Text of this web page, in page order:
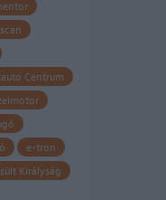
Centrum
e-tron
Királyság